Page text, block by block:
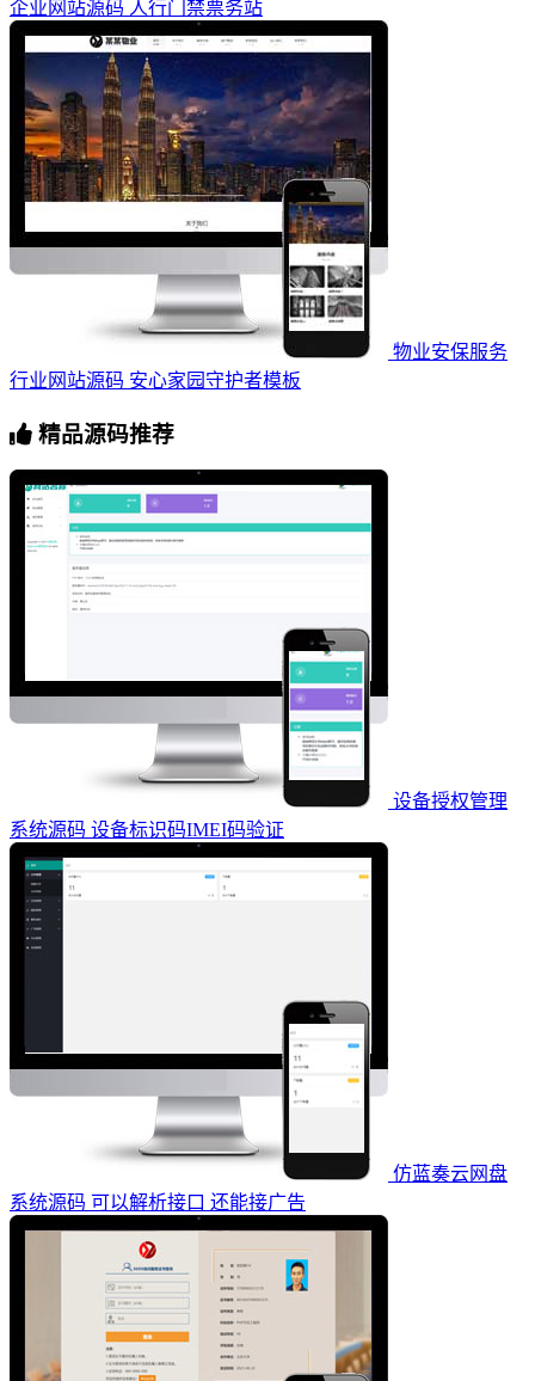
企业网站源码 人行门禁票务站
物业安保服务
行业网站源码 安心家园守护者模板
精品源码推荐
设备授权管理
系统源码 设备标识码IMEI码验证
仿蓝奏云网盘
系统源码 可以解析接口 还能接广告